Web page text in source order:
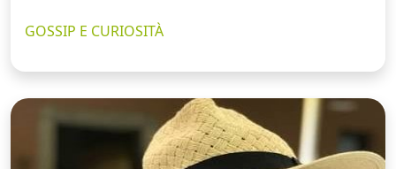
GOSSIP E CURIOSITÀ